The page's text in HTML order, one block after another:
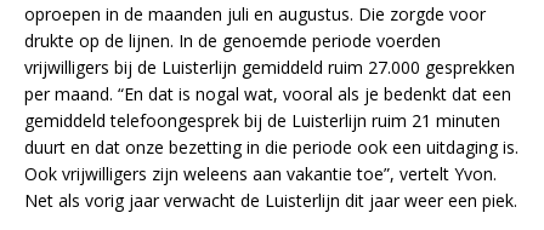
oproepen in de maanden juli en augustus. Die zorgde voor
drukte op de lijnen. In de genoemde periode voerden
vrijwilligers bij de Luisterlijn gemiddeld ruim 27.000 gesprekken
per maand. “En dat is nogal wat, vooral als je bedenkt dat een
gemiddeld telefoongesprek bij de Luisterlijn ruim 21 minuten
duurt en dat onze bezetting in die periode ook een uitdaging is.
Ook vrijwilligers zijn weleens aan vakantie toe”, vertelt Yvon.
Net als vorig jaar verwacht de Luisterlijn dit jaar weer een piek.